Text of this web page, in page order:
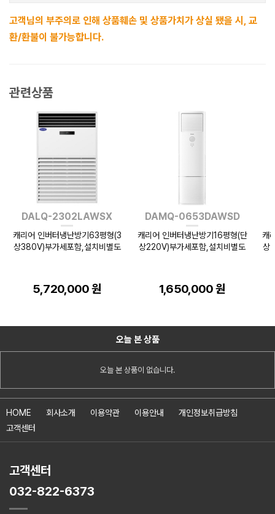
고객님의 부주의로 인해 상품훼손 및 상품가치가 상실 됐을 시, 교
환/환불이 불가능합니다.
관련상품
DALQ-2302LAWSX
캐리어 인버터냉난방기63평형(3
상380V)부가세포함,설치비별도
5,720,000 원
DAMQ-0653DAWSD
캐리어 인버터냉난방기16평형(단
상220V)부가세포함,설치비별도
1,650,000 원
캐
상
오늘 본 상품
오늘 본 상품이 없습니다.
HOME 회사소개 이용약관 이용안내
개인정보취급방침
고객센터
고객센터
032-822-6373